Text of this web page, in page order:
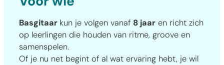
Basgitaar kun je volgen vanaf 8 jaar en richt zich
op leerlingen die houden van ritme, groove en
samenspelen.
Of je nu net begint of al wat ervaring hebt, je wil